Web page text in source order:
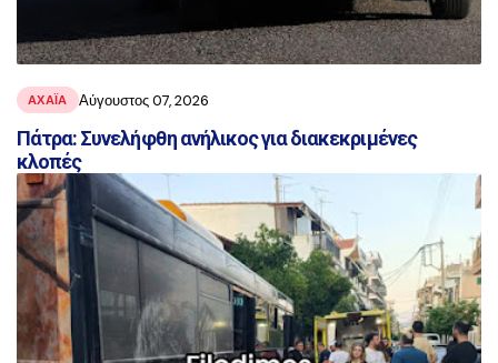
ΑΧΑΪ́Α Αύγουστος 07, 2026
Πάτρα: Συνελήφθη ανήλικος για διακεκριμένες
κλοπές